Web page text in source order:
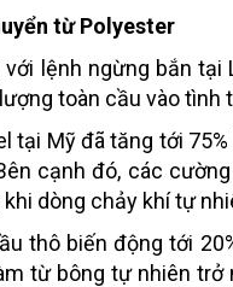
từ Polyester
lệnh ngừng bắn
toàn cầu vào tình
tại Mỹ đã tăng tới
cạnh đó, các
dòng chảy khí tự
thô biến động tới
từ bông tự nhiên